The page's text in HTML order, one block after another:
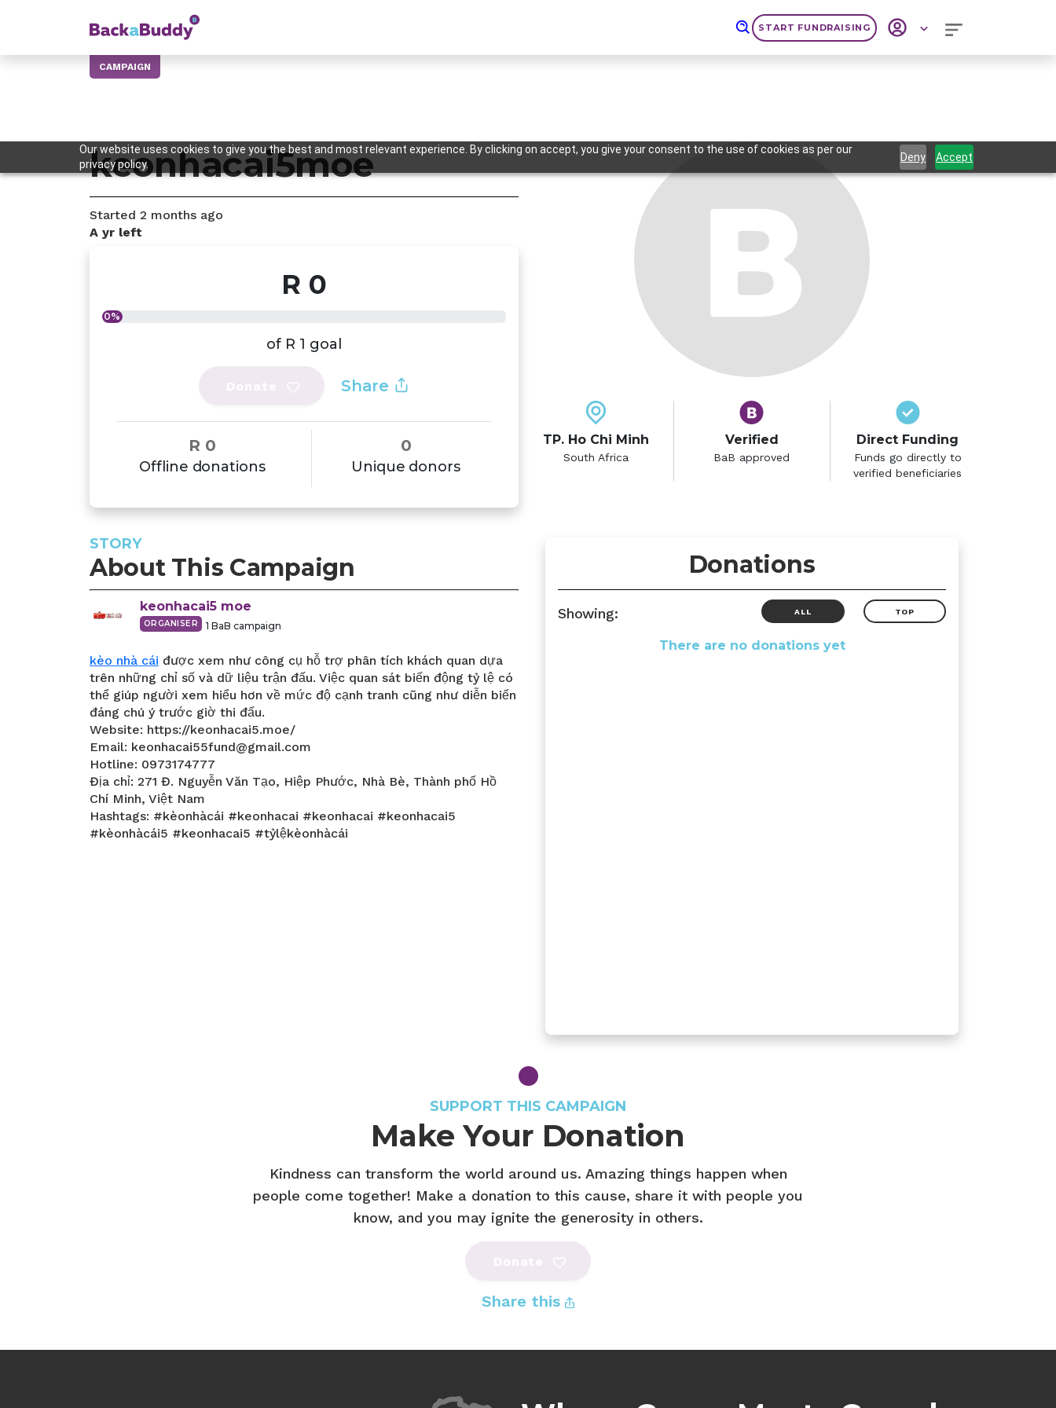
Our website uses cookies to give you the best and most relevant experience. By clicking on accept, you give your consent to the use of cookies as per our
privacy policy.
Deny Accept
START FUNDRAISING
CAMPAIGN
keonhacai5moe
Started 2 months ago
a yr left
R 0
0%
of R 1 goal
Share
R 0
Offline donations
0
Unique donors
TP. Ho Chi Minh
South Africa
Verified
BaB approved
Direct Funding
Funds go directly to
verified beneficiaries
STORY
About This Campaign
keonhacai5 moe
ORGANISER 1 BaB campaign
kèo nhà cái được xem như công cụ hỗ trợ phân tích khách quan dựa
trên những chỉ số và dữ liệu trận đấu. Việc quan sát biến động tỷ lệ có
thể giúp người xem hiểu hơn về mức độ cạnh tranh cũng như diễn biến
đáng chú ý trước giờ thi đấu.
Website: https://keonhacai5.moe/
Email: keonhacai55fund@gmail.com
Hotline: 0973174777
Địa chỉ: 271 Đ. Nguyễn Văn Tạo, Hiệp Phước, Nhà Bè, Thành phố Hồ
Chí Minh, Việt Nam
Hashtags: #kèonhàcái #keonhacai #keonhacai #keonhacai5
#kèonhàcái5 #keonhacai5 #tỷlệkèonhàcái
Donations
Showing: ALL TOP
There are no donations yet
SUPPORT THIS CAMPAIGN
Make Your Donation
Kindness can transform the world around us. Amazing things happen when
people come together! Make a donation to this cause, share it with people you
know, and you may ignite the generosity in others.
Share this